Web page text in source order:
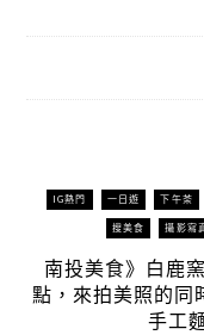
IG熱門 一日遊 下午茶
搜美食 攝影寫
南投美食》白鹿
點，來拍美照的同
手工